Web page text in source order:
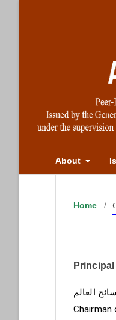
About
Home /
العالم
Chairman